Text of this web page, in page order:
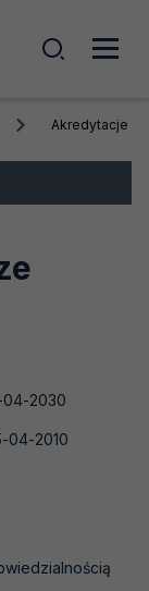
Akredytacje
04-2030
04-2010